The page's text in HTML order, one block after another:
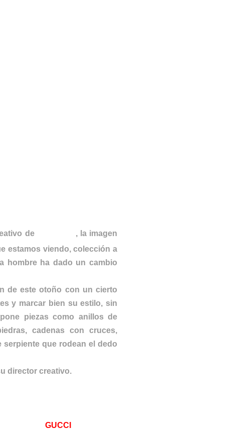
de
, la imagen
estamos viendo, colección a
hombre ha dado un cambio
de este otoño con un cierto
y marcar bien su estilo, sin
piezas como anillos de
cadenas con cruces,
que rodean el dedo
director creativo.
GUCCI